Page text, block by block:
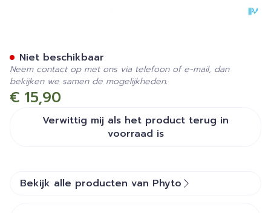
€ 15,90
Verwittig mij als het product terug in
voorraad is
Niet beschikbaar
Neem contact op met ons via telefoon of e-mail, dan
bekijken we samen de mogelijkheden.
Bekijk alle producten van Phyto